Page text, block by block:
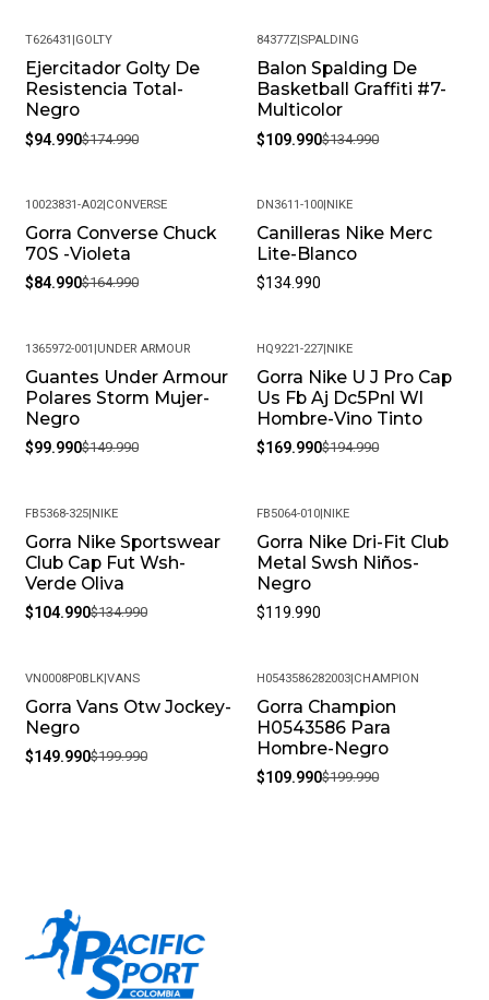
MÁS DETALLES:
Peso del paquete: 1 kg
Modelo: T628299
Garantía: Por defectos de fábrica
Condición: Nuevo
Nombre de color: Negro
EAN: 7702080628299
GTIN: 7702080628299
SKU: T628299_U1
-46%
T626431 GOLTY
Ejercitador Golty De
Resistencia Total-
Negro
$94.990$174.990
-19%
84377Z |SPALDING
Balon Spalding De
Basketball Graffiti #7-
Multicolor
$109.990$134.990
-48%
10023831-A02| CONVERSE
Gorra Converse Chuck
70S -Violeta
$84.990$164.990
DN3611-100 NIKE
Canilleras Nike Merc
Lite-Blanco
$134.990
-33%
1365972-001 UNDER ARMOUR
Guantes Under Armour
Polares Storm Mujer-
Negro
$99.990$149.990
-13%
HQ9221-227 NIKE
Gorra Nike U J Pro Cap
Us Fb Aj Dc5Pnl Wl
Hombre-Vino Tinto
$169.990$194.990
-22%
FB5368-325| NIKE
Gorra Nike Sportswear
Club Cap Fut Wsh-
Verde Oliva
$104.990$134.990
FB5064-010 NIKE
Gorra Nike Dri-Fit Club
Metal Swsh Niños-
Negro
$119.990
-25%
VN0008P0BLK| VANS
Gorra Vans Otw Jockey-
Negro
$149.990$199.990
-45%
H0543586282003 CHAMPION
Gorra Champion
H0543586 Para
Hombre-Negro
$109.990$199.990